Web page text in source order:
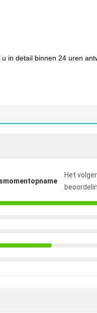
in detail binnen 24 uren
Het